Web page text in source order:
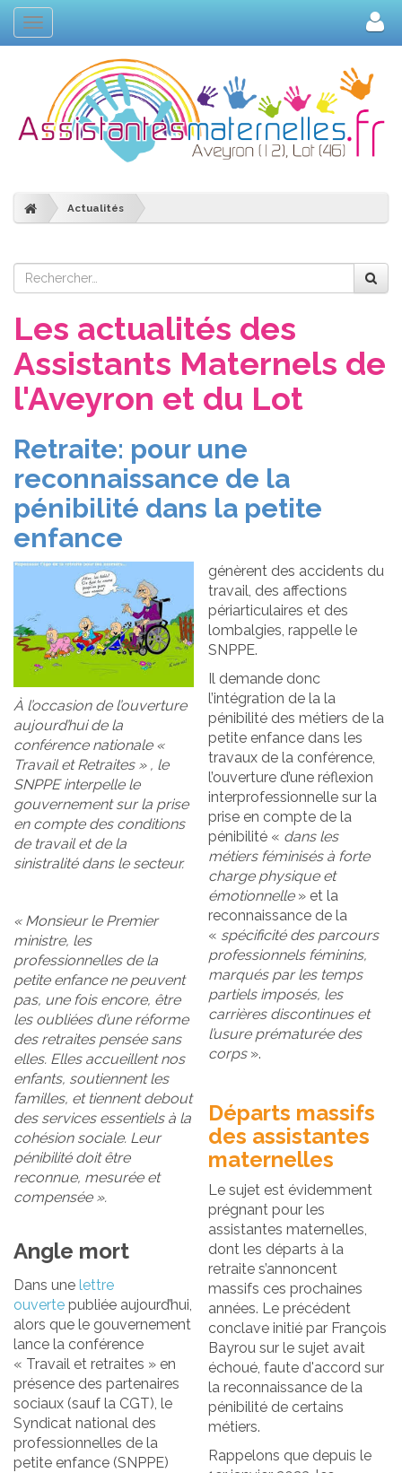
Navigation
Actualités
Les actualités des
Assistants Maternels de
l'Aveyron et du Lot
Retraite: pour une
reconnaissance de la
pénibilité dans la petite
enfance
À l’occasion de l’ouverture
aujourd’hui de la
conférence nationale «
Travail et Retraites » , le
SNPPE interpelle le
gouvernement sur la prise
en compte des conditions
de travail et de la
sinistralité dans le secteur.
« Monsieur le Premier
ministre, les
professionnelles de la
petite enfance ne peuvent
pas, une fois encore, être
les oubliées d’une réforme
des retraites pensée sans
elles. Elles accueillent nos
enfants, soutiennent les
familles, et tiennent debout
des services essentiels à la
cohésion sociale. Leur
pénibilité doit être
reconnue, mesurée et
compensée ».
Angle mort
Dans une lettre
ouverte publiée aujourd’hui,
alors que le gouvernement
lance la conférence
« Travail et retraites » en
présence des partenaires
sociaux (sauf la CGT), le
Syndicat national des
professionnelles de la
petite enfance (SNPPE)
génèrent des accidents du
travail, des affections
périarticulaires et des
lombalgies, rappelle le
SNPPE.
Il demande donc
l’intégration de la la
pénibilité des métiers de la
petite enfance dans les
travaux de la conférence,
l’ouverture d’une réflexion
interprofessionnelle sur la
prise en compte de la
pénibilité « dans les
métiers féminisés à forte
charge physique et
émotionnelle» et la
reconnaissance de la
« spécificité des parcours
professionnels féminins,
marqués par les temps
partiels imposés, les
carrières discontinues et
l’usure prématurée des
corps ».
Départs massifs
des assistantes
maternelles
Le sujet est évidemment
prégnant pour les
assistantes maternelles,
dont les départs à la
retraite s’annoncent
massifs ces prochaines
années. Le précédent
conclave initié par François
Bayrou sur le sujet avait
échoué, faute d'accord sur
la reconnaissance de la
pénibilité de certains
métiers.
Rappelons que depuis le